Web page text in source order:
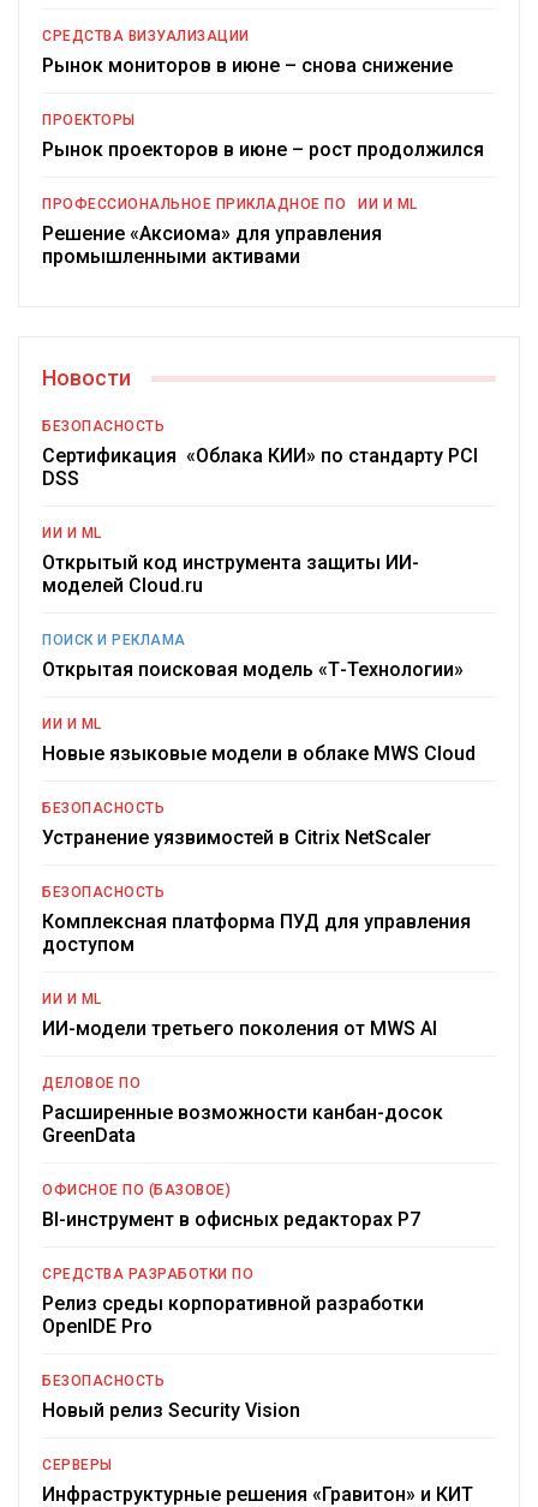
СРЕДСТВА ВИЗУАЛИЗАЦИИ
Рынок мониторов в июне – снова снижение
ПРОЕКТОРЫ
Рынок проекторов в июне – рост продолжился
ПРОФЕССИОНАЛЬНОЕ ПРИКЛАДНОЕ ПО ИИ И ML
Решение «Аксиома» для управления
промышленными активами
Новости
БЕЗОПАСНОСТЬ
Сертификация «Облака КИИ» по стандарту PCI
DSS
ИИ И ML
Открытый код инструмента защиты ИИ-
моделей Cloud.ru
ПОИСК И РЕКЛАМА
Открытая поисковая модель «Т-Технологии»
ИИ И ML
Новые языковые модели в облаке MWS Cloud
БЕЗОПАСНОСТЬ
Устранение уязвимостей в Citrix NetScaler
БЕЗОПАСНОСТЬ
Комплексная платформа ПУД для управления
доступом
ИИ И ML
ИИ-модели третьего поколения от MWS AI
ДЕЛОВОЕ ПО
Расширенные возможности канбан-досок
GreenData
ОФИСНОЕ ПО (БАЗОВОЕ)
BI-инструмент в офисных редакторах Р7
СРЕДСТВА РАЗРАБОТКИ ПО
Релиз среды корпоративной разработки
OpenIDE Pro
БЕЗОПАСНОСТЬ
Новый релиз Security Vision
СЕРВЕРЫ
Инфраструктурные решения «Гравитон» и КИТ